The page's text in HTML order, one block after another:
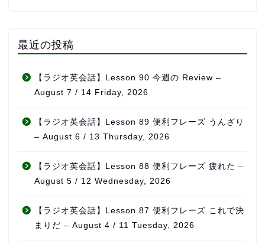
最近の投稿
【ラジオ英会話】Lesson 90 今週の Review –
August 7 / 14 Friday, 2026
【ラジオ英会話】Lesson 89 便利フレーズ うんざり
– August 6 / 13 Thursday, 2026
【ラジオ英会話】Lesson 88 便利フレーズ 疲れた –
August 5 / 12 Wednesday, 2026
【ラジオ英会話】Lesson 87 便利フレーズ これで決
まりだ – August 4 / 11 Tuesday, 2026